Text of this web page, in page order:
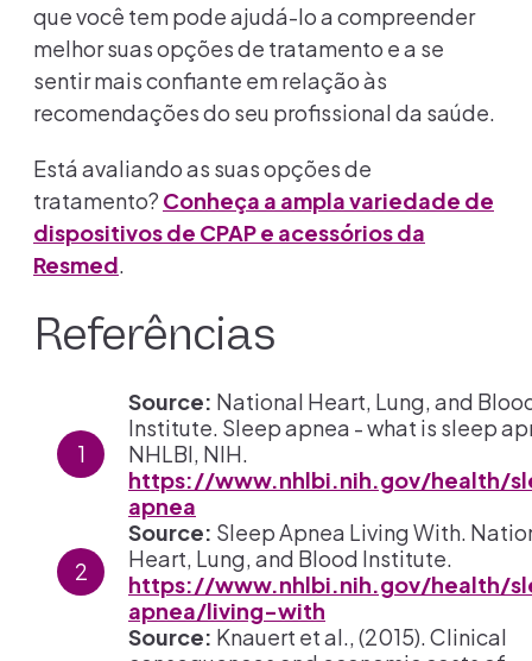
que você tem pode ajudá-lo a compreender
melhor suas opções de tratamento e a se
sentir mais confiante em relação às
recomendações do seu profissional da saúde.
Está avaliando as suas opções de
tratamento? Conheça a ampla variedade de
dispositivos de CPAP e acessórios da
Resmed.
Referências
Source: National Heart, Lung, and
Institute. Sleep apnea - what is sleep
NHLBI, NIH.
https://www.nhlbi.nih.gov/health/
apnea
Source: Sleep Apnea Living With.
Heart, Lung, and Blood Institute.
https://www.nhlbi.nih.gov/health/
apnea/living-with
Source: Knauert et al., (2015). Clinical